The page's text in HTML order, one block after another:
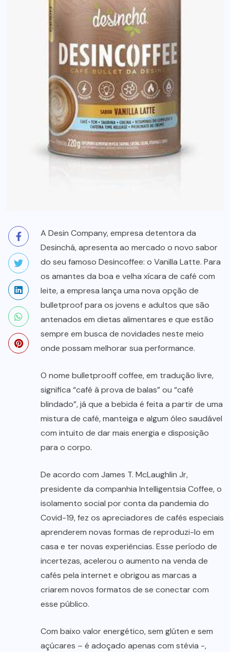
A Desin Company, empresa detentora da
Desinchá, apresenta ao mercado o novo sabor
do seu famoso Desincoffee: o Vanilla Latte. Para
os amantes da boa e velha xícara de café com
leite, a empresa lança uma nova opção de
bulletproof para os jovens e adultos que são
antenados em dietas alimentares e que estão
sempre em busca de novidades neste meio
onde possam melhorar sua performance.
O nome bulletprooff coffee, em tradução livre,
significa “café à prova de balas” ou “café
blindado”, já que a bebida é feita a partir de uma
mistura de café, manteiga e algum óleo saudável
com intuito de dar mais energia e disposição
para o corpo.
De acordo com James T. McLaughlin Jr,
presidente da companhia Intelligentsia Coffee, o
isolamento social por conta da pandemia do
Covid-19, fez os apreciadores de cafés especiais
aprenderem novas formas de reproduzi-lo em
casa e ter novas experiências. Esse período de
incertezas, acelerou o aumento na venda de
cafés pela internet e obrigou as marcas a
criarem novos formatos de se conectar com
esse público.
Com baixo valor energético, sem glúten e sem
açúcares – é adoçado apenas com stévia -,